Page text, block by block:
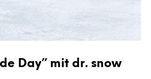
Day” mit dr. snow